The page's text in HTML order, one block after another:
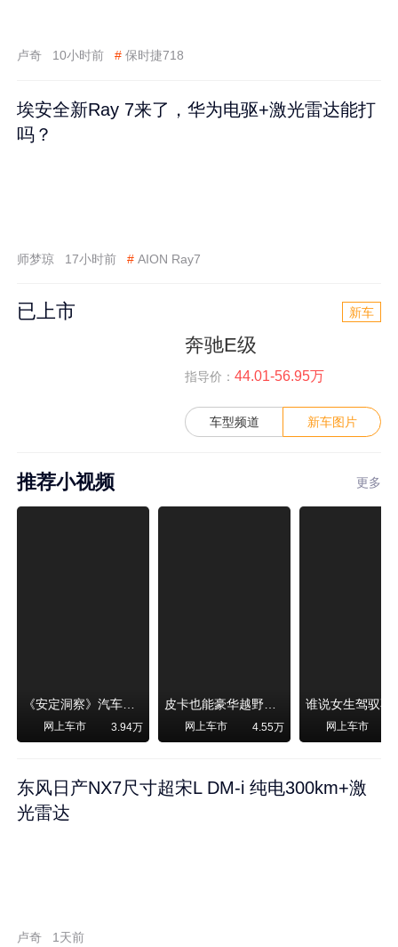
卢奇 10小时前 # 保时捷718
埃安全新Ray 7来了，华为电驱+激光雷达能打
吗？
师梦琼 17小时前 # AION Ray7
已上市 新车
奔驰E级
指导价： 44.01-56.95万
车型频道 新车图片
推荐小视频 更多
《安定洞察》汽车烧不烧油，和石油安全无关！
网上车市 3.94万
皮卡也能豪华越野！纵横F700上市，限时卖29.99万起
网上车市 4.55万 网上车市
东风日产NX7尺寸超宋L DM-i 纯电300km+激
光雷达
卢奇 1天前